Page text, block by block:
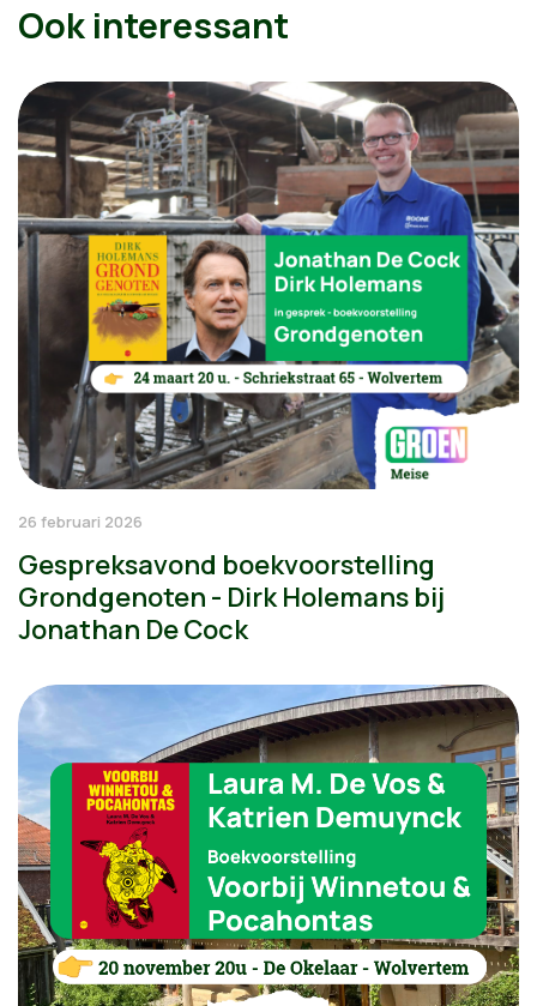
Ook interessant
26 februari 2026
Gespreksavond boekvoorstelling
Grondgenoten - Dirk Holemans bij
Jonathan De Cock